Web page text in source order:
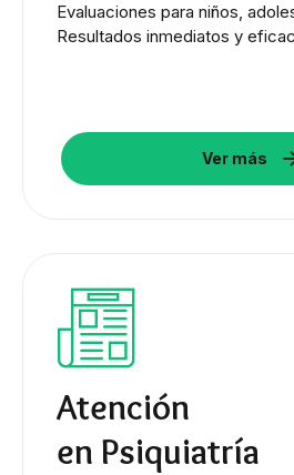
Evaluaciones para niños,
Resultados inmediatos y
Ver más
Atención
en Psiquiatría